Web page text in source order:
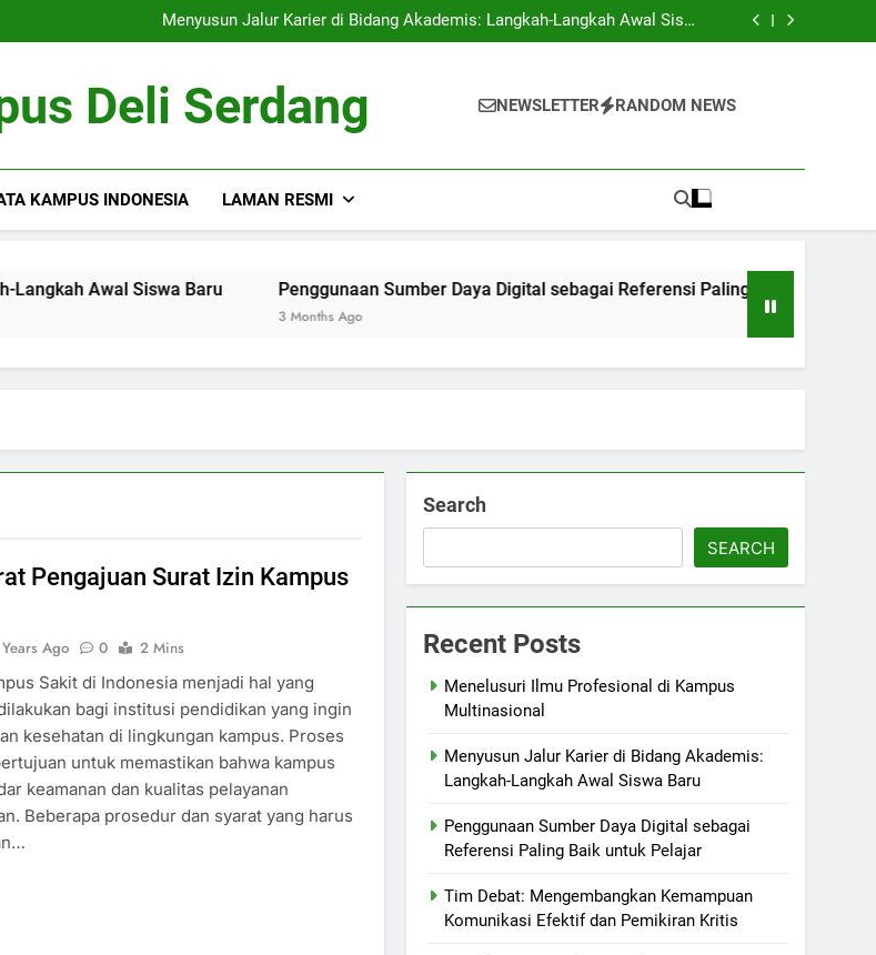
Menyusun Jalur Karier di Bidang Akademis: Langkah-Langkah Awal Siswa
Baru
Penggunaan Sumber Daya Digital sebagai Referensi Paling Baik untuk
Menyusun Jalur Karier di Bidang Akademis: Langkah-Langkah Awal Siswa
Penggunaan Sumber Daya Digital sebagai Referensi Paling Baik untuk
Deli Serdang NEWSLETTER RANDOM NEWS
KAMPUS INDONESIA LAMAN RESMI
Langkah Awal Siswa Baru Penggunaan Sumber Daya Digital sebagai Referensi Paling Baik untuk Pelajar
3 Months Ago
Pengajuan Surat Izin Kampus
Ago 0
2 Mins
Sakit di Indonesia menjadi hal yang
bagi institusi pendidikan yang ingin
kesehatan di lingkungan kampus. Proses
untuk memastikan bahwa kampus
keamanan dan kualitas pelayanan
Beberapa prosedur dan syarat yang harus
Search
SEARCH
Recent Posts
Menelusuri Ilmu Profesional di Kampus
Multinasional
Menyusun Jalur Karier di Bidang Akademis:
Langkah-Langkah Awal Siswa Baru
Penggunaan Sumber Daya Digital sebagai
Referensi Paling Baik untuk Pelajar
Tim Debat: Mengembangkan Kemampuan
Komunikasi Efektif dan Pemikiran Kritis